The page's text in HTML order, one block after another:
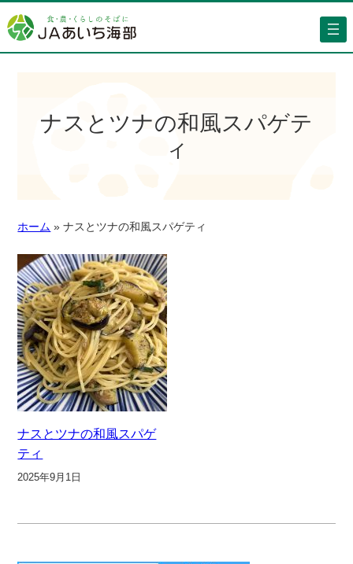
ナスとツナの和風スパゲテ
ィ
ホーム » ナスとツナの和風スパゲティ
ナスとツナの和風スパゲ
ティ
2025年9月1日